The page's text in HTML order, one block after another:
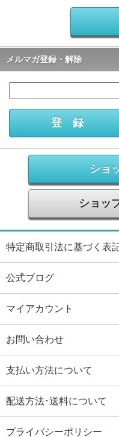
メルマガ登録・解除
ショ
ショッ
特定商取引法に基づく表
公式ブログ
マイアカウント
お問い合わせ
支払い方法について
配送方法･送料について
プライバシーポリシー